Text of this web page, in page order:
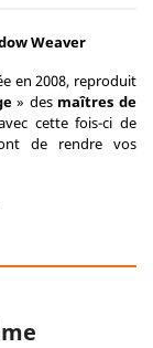
Weaver
en 2008, reproduit
» des maîtres de
cette fois-ci de
de rendre vos